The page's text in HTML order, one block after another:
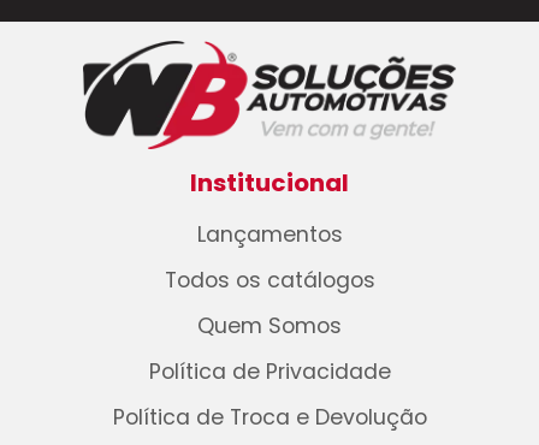
Institucional
Lançamentos
Todos os catálogos
Quem Somos
Política de Privacidade
Política de Troca e Devolução